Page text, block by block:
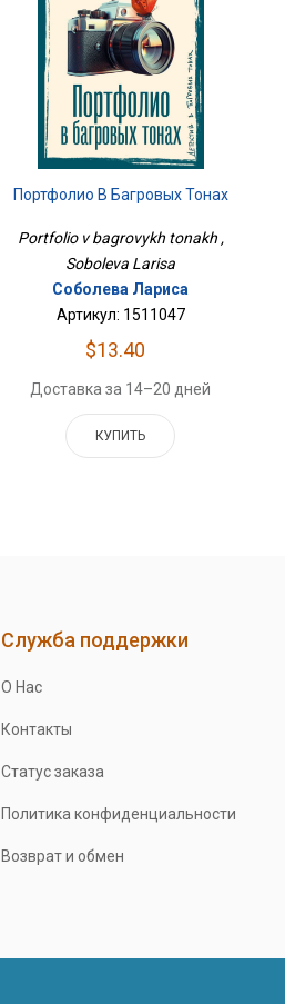
Портфолио В Багровых Тонах
Portfolio v bagrovykh tonakh ,
Soboleva Larisa
Соболева Лариса
Артикул: 1511047
$13.40
Доставка за 14–20 дней
КУПИТЬ
Служба поддержки
О Нас
Контакты
Статус заказа
Политика конфиденциальности
Возврат и обмен